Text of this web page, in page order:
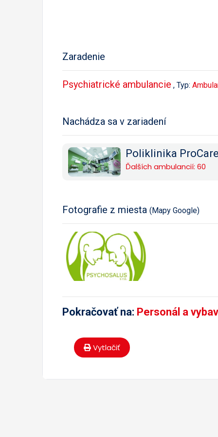
Zaradenie
Psychiatrické ambulancie , Typ:
Nachádza sa v zariadení
Poliklinika
Ďalších ambulancií: 60
Fotografie z miesta (Mapy Google)
Pokračovať na: Personál a
Vytlačiť